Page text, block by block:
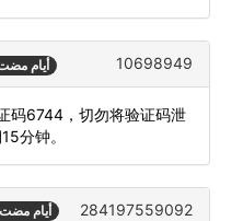
228 أيام 10698949
码6744，切勿将验证码泄
分钟。
232 أيام مضت 284197559092